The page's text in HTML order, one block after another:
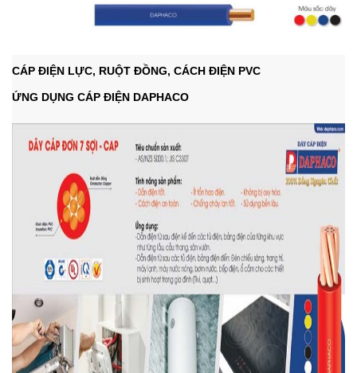
CÁP ĐIỆN LỰC, RUỘT ĐỒNG, CÁCH ĐIỆN PVC
ỨNG DỤNG CÁP ĐIỆN DAPHACO